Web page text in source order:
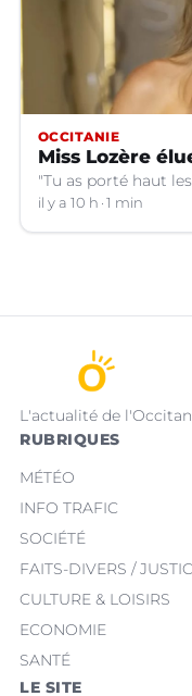
OCCITANIE
Miss Lozère
"Tu as porté haut
il y a 10 h 1 min
L'actualité de
RUBRIQUES
MÉTÉO
INFO TRAFIC
SOCIÉTÉ
FAITS-DIVERS /
CULTURE & LOISIRS
ECONOMIE
SANTÉ
LE SITE